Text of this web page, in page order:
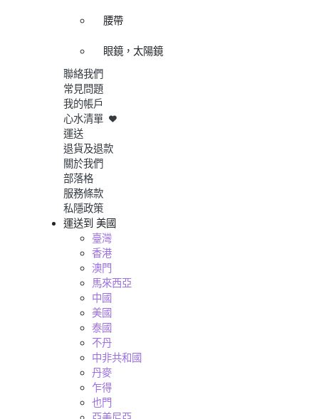
腰帶
眼鏡，太陽鏡
聯絡我們
常見問題
我的帳戶
心水清單
運送
退貨及退款
關於我們
部落格
服務條款
私隱政策
運送到 美國
臺灣
香港
澳門
馬來西亞
中國
美國
泰國
不丹
中非共和國
丹麥
乍得
也門